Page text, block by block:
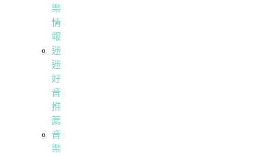
樂
情
報
迷
迷
好
音
推
薦
音
樂